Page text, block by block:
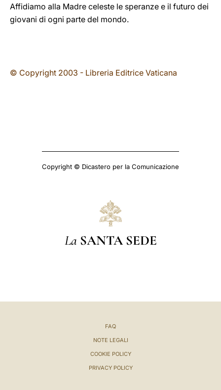
Affidiamo alla Madre celeste le speranze e il futuro dei
giovani di ogni parte del mondo.
© Copyright 2003 - Libreria Editrice Vaticana
Copyright © Dicastero per la Comunicazione
La SANTA SEDE
FAQ
NOTE LEGALI
COOKIE POLICY
PRIVACY POLICY